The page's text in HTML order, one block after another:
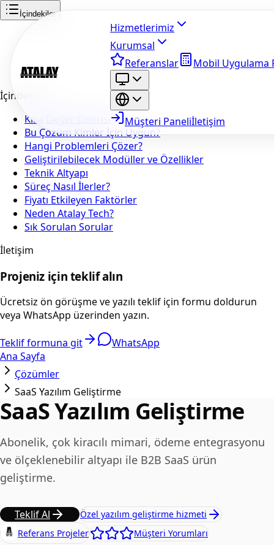
Hizmetlerimiz
Kurumsal
Referanslar
Mobil Uygulama
Müşteri Paneliİletişim
İçindekiler
İçindekiler
Kısa Değer Önerisi
Bu Çözüm Kimler İçin Uygun?
Hangi Problemleri Çözer?
Geliştirilebilecek Modüller ve Özellikler
Teknik Altyapı
Süreç Nasıl İlerler?
Fiyatı Etkileyen Faktörler
Neden Atalay Tech?
Sık Sorulan Sorular
İletişim
Projeniz için teklif alın
Ücretsiz ön görüşme ve yazılı teklif için formu doldurun
veya WhatsApp üzerinden yazın.
Teklif formuna git
WhatsApp
Ana Sayfa
Çözümler
SaaS Yazılım Geliştirme
SaaS Yazılım Geliştirme
Abonelik, çok kiracılı mimari, ödeme entegrasyonu
ve ölçeklenebilir altyapı ile B2B SaaS ürün
geliştirme.
Teklif Al
Özel yazılım geliştirme hizmeti
Referans Projeler
Müşteri Yorumları